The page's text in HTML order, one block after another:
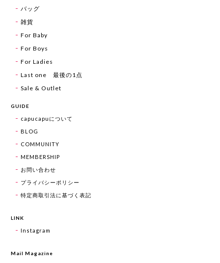
バッグ
雑貨
For Baby
For Boys
For Ladies
Last one 最後の1点
Sale & Outlet
GUIDE
capucapuについて
BLOG
COMMUNITY
MEMBERSHIP
お問い合わせ
プライバシーポリシー
特定商取引法に基づく表記
LINK
Instagram
Mail Magazine